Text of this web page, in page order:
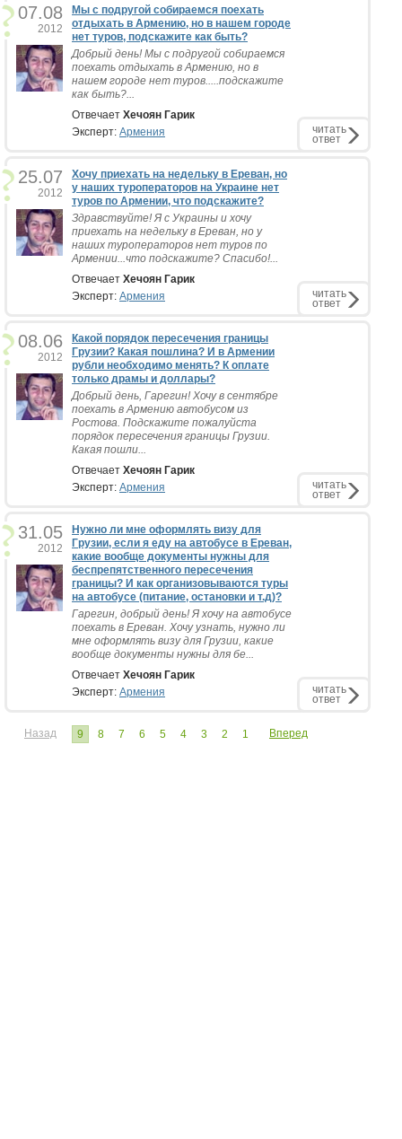
07.08
2012
Мы с подругой собираемся поехать
отдыхать в Армению, но в нашем городе
нет туров, подскажите как быть?
Добрый день! Мы с подругой собираемся
поехать отдыхать в Армению, но в
нашем городе нет туров.....подскажите
как быть?...
Отвечает Хечоян Гарик
Эксперт: Армения читать
ответ
25.07
2012
Хочу приехать на недельку в Ереван, но
у наших туроператоров на Украине нет
туров по Армении, что подскажите?
Здравствуйте! Я с Украины и хочу
приехать на недельку в Ереван, но у
наших туроператоров нет туров по
Армении...что подскажите? Спасибо!...
Отвечает Хечоян Гарик
Эксперт: Армения читать
ответ
08.06
2012
Какой порядок пересечения границы
Грузии? Какая пошлина? И в Армении
рубли необходимо менять? К оплате
только драмы и доллары?
Добрый день, Гарегин! Хочу в сентябре
поехать в Армению автобусом из
Ростова. Подскажите пожалуйста
порядок пересечения границы Грузии.
Какая пошли...
Отвечает Хечоян Гарик
Эксперт: Армения читать
ответ
31.05
2012
Нужно ли мне оформлять визу для
Грузии, если я еду на автобусе в Ереван,
какие вообще документы нужны для
беспрепятственного пересечения
границы? И как организовываются туры
на автобусе (питание, остановки и т.д)?
Гарегин, добрый день! Я хочу на автобусе
поехать в Ереван. Хочу узнать, нужно ли
мне оформлять визу для Грузии, какие
вообще документы нужны для бе...
Отвечает Хечоян Гарик
Эксперт: Армения читать
ответ
Назад 9 8 7 6 5 4 3 2 1 Вперед